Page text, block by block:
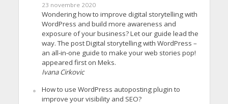
23 novembre 2020
Wondering how to improve digital storytelling with
WordPress and build more awareness and
exposure of your business? Let our guide lead the
way. The post Digital storytelling with WordPress –
an all-in-one guide to make your web stories pop!
appeared first on Meks.
Ivana Cirkovic
How to use WordPress autoposting plugin to
improve your visibility and SEO?